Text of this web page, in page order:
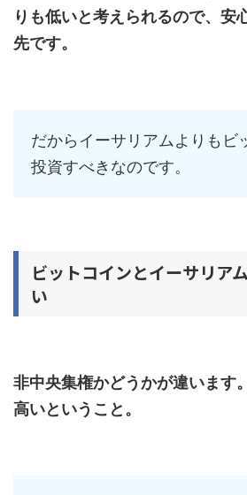
りも低いと考えられるので、安
先です。
だからイーサリアムよりもビ
投資すべきなのです。
ビットコインとイーサリア
い
非中央集権かどうかが違います
高いということ。